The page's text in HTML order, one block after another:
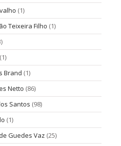
(1)
Teixeira Filho (1)
(1)
Brand (1)
Netto (86)
Santos (98)
(1)
Guedes Vaz (25)